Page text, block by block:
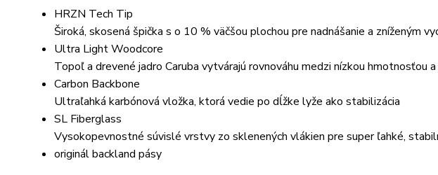
HRZN Tech Tip
Široká, skosená špička s o 10 % väčšou plochou pre nadnášanie a zníženým
Ultra Light Woodcore
Topoľ a drevené jadro Caruba vytvárajú rovnováhu medzi nízkou hmotnosťou
Carbon Backbone
Ultraľahká karbónová vložka, ktorá vedie po dĺžke lyže ako stabilizácia
SL Fiberglass
Vysokopevnostné súvislé vrstvy zo sklenených vlákien pre super ľahké,
originál backland pásy